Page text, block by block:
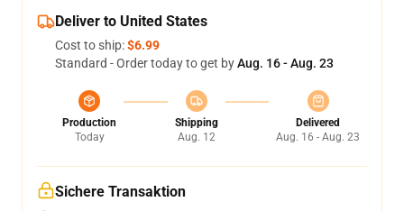
Deliver to United States
Cost to ship:$6.99
Standard - Order today to get byAug. 16 - Aug. 23
Production
Today
Shipping
Aug. 12
Delivered
Aug. 16 - Aug. 23
Sichere Transaktion